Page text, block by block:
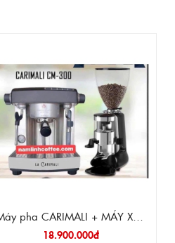
pha CARIMALI + MÁY XAY
HC 600
18.900.000đ